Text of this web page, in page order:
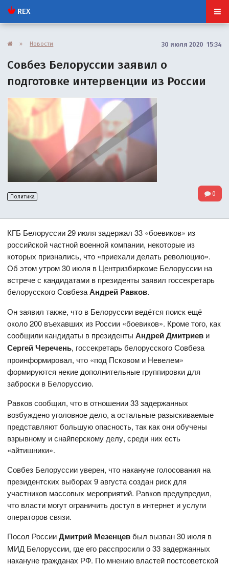
REX
» Новости 30 июля 2020 15:34
Совбез Белоруссии заявил о
подготовке интервенции из России
Политика 0
КГБ Белоруссии 29 июля задержал 33 «боевиков» из
российской частной военной компании, некоторые из
которых признались, что «приехали делать революцию».
Об этом утром 30 июля в Центризбиркоме Белоруссии на
встрече с кандидатами в президенты заявил госсекретарь
белорусского СовбезаАндрей Равков.
Он заявил также, что в Белоруссии ведётся поиск ещё
около 200 въехавших из России «боевиков». Кроме того, как
сообщили кандидаты в президентыАндрей Дмитриев и
Сергей Черечень, госсекретарь белорусского Совбеза
проинформировал, что «под Псковом и Невелем»
формируются некие дополнительные группировки для
заброски в Белоруссию.
Равков сообщил, что в отношении 33 задержанных
возбуждено уголовное дело, а остальные разыскиваемые
представляют большую опасность, так как они обучены
взрывному и снайперскому делу, среди них есть
«айтишники».
Совбез Белоруссии уверен, что накануне голосования на
президентских выборах 9 августа создан риск для
участников массовых мероприятий. Равков предупредил,
что власти могут ограничить доступ в интернет и услуги
операторов связи.
Посол РоссииДмитрий Мезенцевбыл вызван 30 июля в
МИД Белоруссии, где его расспросили о 33 задержанных
накануне гражданах РФ. По мнению властей постсоветской